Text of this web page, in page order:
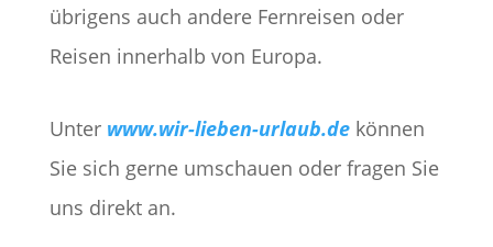
übrigens auch andere Fernreisen oder
Reisen innerhalb von Europa.
Unter www.wir-lieben-urlaub.dekönnen
Sie sich gerne umschauen oder fragen Sie
uns direkt an.